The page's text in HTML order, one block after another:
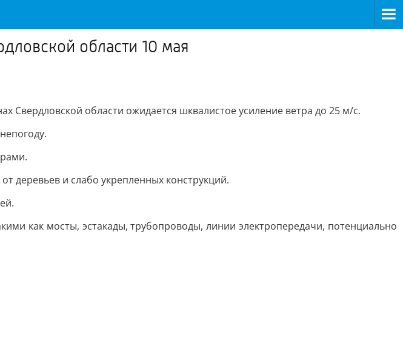
области 10 мая
области ожидается шквалистое усиление ветра до 25 м/с.
деревьев и слабо укрепленных конструкций.
как мосты, эстакады, трубопроводы, линии электропередачи, потенциально